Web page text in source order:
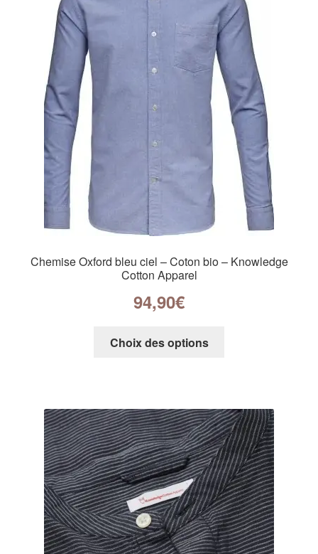
Chemise Oxford bleu ciel – Coton bio – Knowledge
Cotton Apparel
94,90€
Choix des options